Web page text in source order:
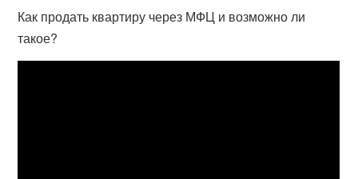
Как продать квартиру через МФЦ и возможно ли
такое?